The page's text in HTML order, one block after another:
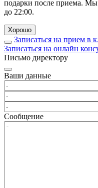
подарки после приема. Мы
до 22:00.
Хорошо
Записаться на прием в
Записаться на онлайн
Письмо директору
Ваши данные
Сообщение